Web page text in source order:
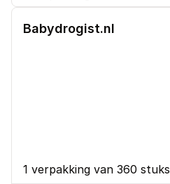
Babydrogist.nl
1 verpakking van 360 stuks